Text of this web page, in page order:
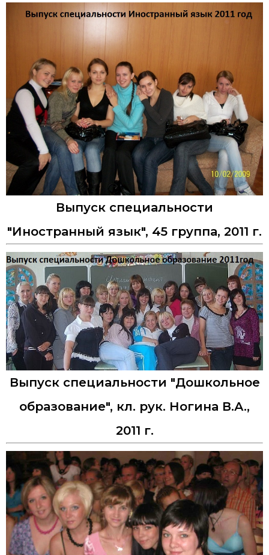
Выпуск специальности
"Иностранный язык", 45 группа, 2011 г.
Выпуск специальности "Дошкольное
образование", кл. рук. Ногина В.А.,
2011 г.